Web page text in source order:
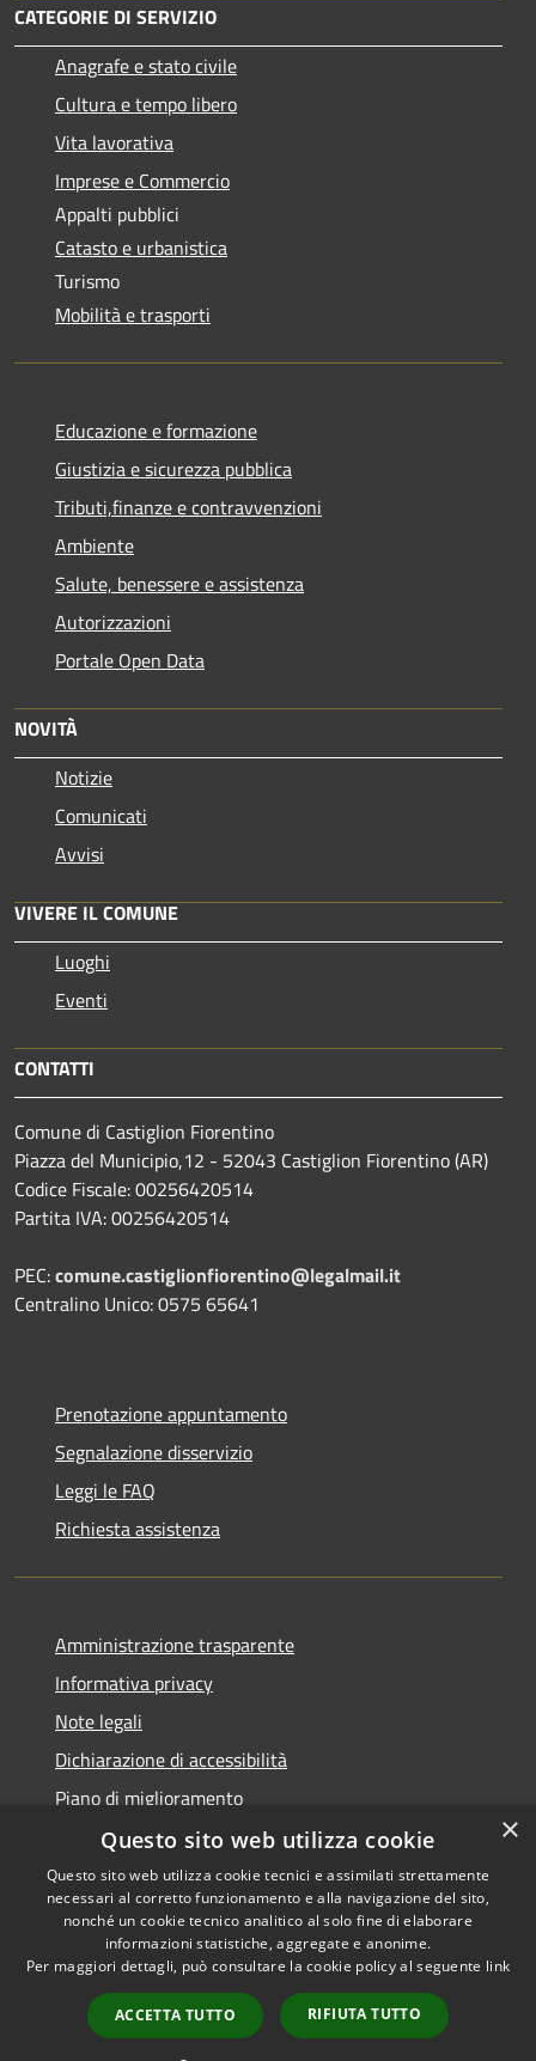
CATEGORIE DI SERVIZIO
Anagrafe e stato civile
Cultura e tempo libero
Vita lavorativa
Imprese e Commercio
Appalti pubblici
Catasto e urbanistica
Turismo
Mobilità e trasporti
Educazione e formazione
Giustizia e sicurezza pubblica
Tributi,finanze e contravvenzioni
Ambiente
Salute, benessere e assistenza
Autorizzazioni
Portale Open Data
NOVITÀ
Notizie
Comunicati
Avvisi
VIVERE IL COMUNE
Luoghi
Eventi
CONTATTI
Comune di Castiglion Fiorentino
Piazza del Municipio,12 - 52043 Castiglion Fiorentino (AR)
Codice Fiscale: 00256420514
Partita IVA: 00256420514
PEC:comune.castiglionfiorentino@legalmail.it
Centralino Unico: 0575 65641
Prenotazione appuntamento
Segnalazione disservizio
Leggi le FAQ
Richiesta assistenza
Amministrazione trasparente
Informativa privacy
Note legali
Dichiarazione di accessibilità
Piano di miglioramento
Accessibilità
Privacy
Mappa del sito
Copyright © 2026 • Comune di
Castiglion Fiorentino •
Powered byMunicipium •
Accesso redazione
×
Questo sito web utilizza cookie
Questo sito web utilizza cookie tecnici e assimilati strettamente
necessari al corretto funzionamento e alla navigazione del sito,
nonché un cookie tecnico analitico al solo fine di elaborare
informazioni statistiche, aggregate e anonime.
Per maggiori dettagli, può consultare la cookie policy al seguente link
ACCETTA TUTTO RIFIUTA TUTTO